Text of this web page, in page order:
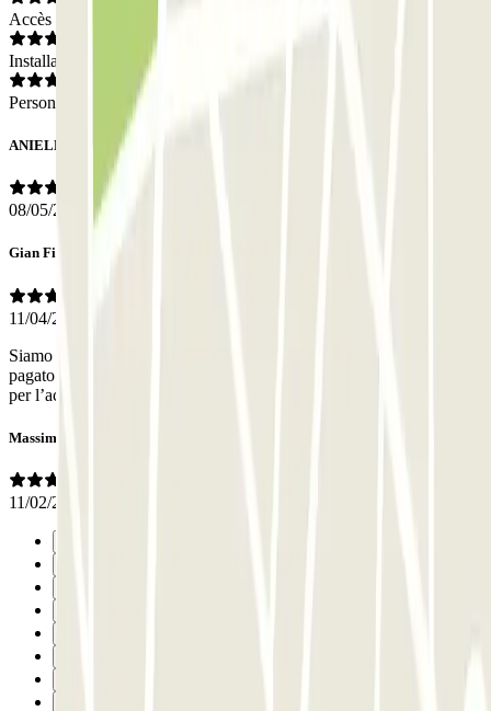
Accès
Installations
Personnel
ANIELLO
08/05/2026
Gian Filippo
11/04/2026
Siamo arrivati poco più di un ora prima dell’orario fissato, abbiamo
pagato la differenza, il custode è stato veramente gentile.le istruzioni
per l’accesso non sono molto chiare per chi ha già prenotato online
Massimo
11/02/2026